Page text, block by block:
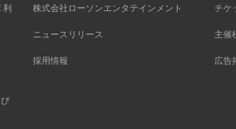
株式会社ローソンエンタテインメント
ニュースリリース
採用情報
チケ
主催
広告